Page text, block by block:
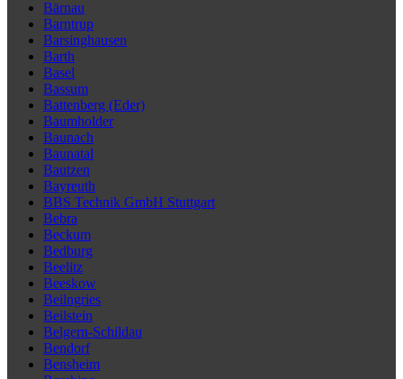
Bärnau
Barntrup
Barsinghausen
Barth
Basel
Bassum
Battenberg (Eder)
Baumholder
Baunach
Baunatal
Bautzen
Bayreuth
BBS Technik GmbH Stuttgart
Bebra
Beckum
Bedburg
Beelitz
Beeskow
Beilngries
Beilstein
Belgern-Schildau
Bendorf
Bensheim